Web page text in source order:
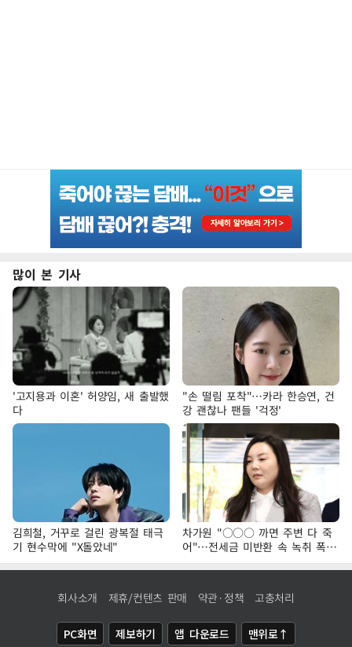
많이 본 기사
'고지용과 이혼' 허양임, 새 출발했
다
"손 떨림 포착"…카라 한승연, 건
강 괜찮나 팬들 '걱정'
김희철, 거꾸로 걸린 광복절 태극
기 현수막에 "X돌았네"
차가원 "○○○ 까면 주변 다 죽
어"…전세금 미반환 속 녹취 폭로
파장
회사소개 제휴/컨텐츠 판매 약관·정책 고충처리
PC화면 제보하기 앱 다운로드 맨위로↑